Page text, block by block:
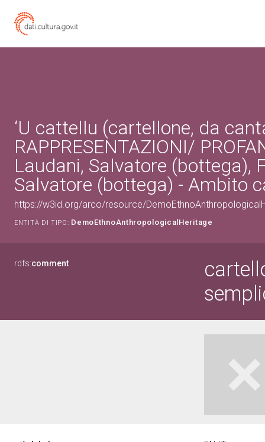
‘U cattellu (cartellone, da
RAPPRESENTAZIONI/
Laudani, Salvatore (bottega),
Salvatore (bottega) - Ambito
https://w3id.org/arco/resource/
ENTITÀ DI TIPO: DemoEthnoAnthropologicalHeritage
rdfs:comment